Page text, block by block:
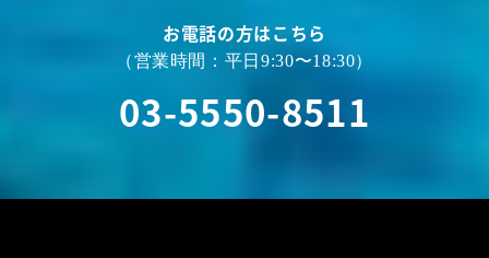
お電話の方はこちら
（営業時間：平日9:30〜18:30）
03-5550-8511